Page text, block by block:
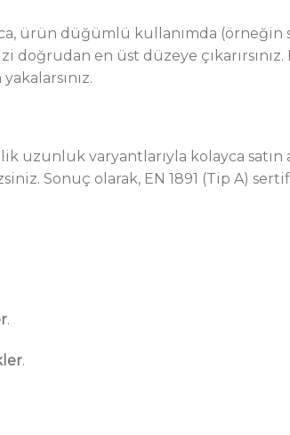
, ürün düğümlü kullanımda (örneğin
en üst düzeye çıkarırsınız.
varyantlarıyla kolayca satın
Sonuç olarak, EN 1891 (Tip A)
.
.